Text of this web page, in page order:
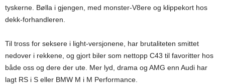
tyskerne. Bølla i gjengen, med monster-V8ere og klippekort hos
dekk-forhandleren.
Til tross for seksere i light-versjonene, har brutaliteten smittet
nedover i rekkene, og gjort biler som nettopp C43 til favoritter hos
både oss og dere der ute. Mer lyd, drama og AMG enn Audi har
lagt RS i S eller BMW M i M Performance.